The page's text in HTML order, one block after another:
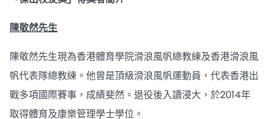
陳敬然先生
陳敬然先生現為香港體育學院滑浪風帆總教練及香港滑浪風
帆代表隊總教練。他曾是頂級滑浪風帆運動員，代表香港出
戰多項國際賽事，成績斐然。退役後入讀浸大，於2014年
取得體育及康樂管理學士學位。